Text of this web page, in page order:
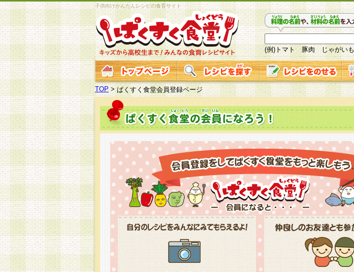
子供向けかんたんレシピの食育サイト
(例)トマト 豚肉 じゃがいも
TOP >ぱくすく食堂会員登録ページ